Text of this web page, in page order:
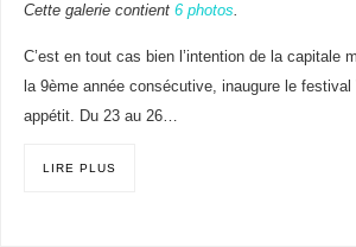
Cette galerie contient 6 photos.
C’est en tout cas bien l’intention de la capitale
la 9ème année consécutive, inaugure le festival
appétit. Du 23 au 26…
LIRE PLUS